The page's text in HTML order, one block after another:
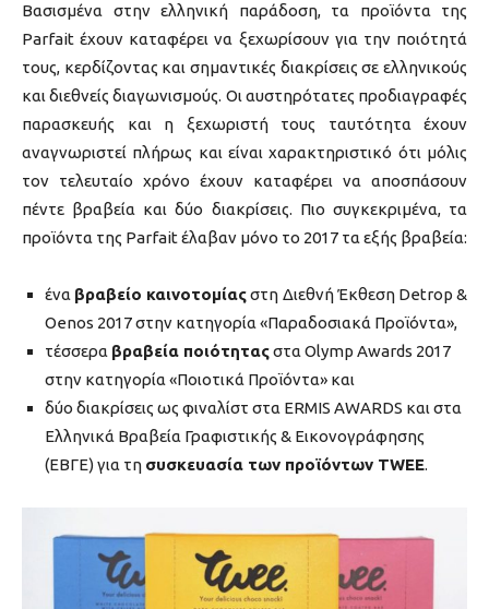
Βασισμένα στην ελληνική παράδοση, τα προϊόντα της
Parfait έχουν καταφέρει να ξεχωρίσουν για την ποιότητά
τους, κερδίζοντας και σημαντικές διακρίσεις σε ελληνικούς
και διεθνείς διαγωνισμούς. Οι αυστηρότατες προδιαγραφές
παρασκευής και η ξεχωριστή τους ταυτότητα έχουν
αναγνωριστεί πλήρως και είναι χαρακτηριστικό ότι μόλις
τον τελευταίο χρόνο έχουν καταφέρει να αποσπάσουν
πέντε βραβεία και δύο διακρίσεις. Πιο συγκεκριμένα, τα
προϊόντα της Parfait έλαβαν μόνο το 2017 τα εξής βραβεία:
ένα βραβείο καινοτομίαςστη Διεθνή Έκθεση Detrop &
Oenos 2017 στην κατηγορία «Παραδοσιακά Προϊόντα»,
τέσσερα βραβεία ποιότηταςστα Olymp Awards 2017
στην κατηγορία «Ποιοτικά Προϊόντα» και
δύο διακρίσεις ως φιναλίστ στα ERMIS AWARDS και στα
Ελληνικά Βραβεία Γραφιστικής & Εικονογράφησης
(ΕΒΓΕ) για τη συσκευασία των προϊόντων TWEE.